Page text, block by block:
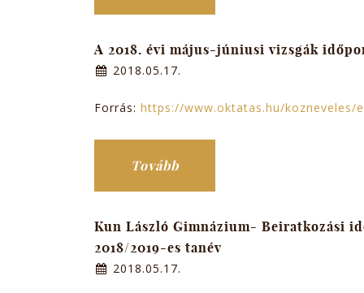
A 2018. évi május-júniusi vizsgák
2018.05.17.
Forrás: https://www.oktatas.hu/kozneveles/
Tovább
Kun László Gimnázium- Beiratkozási
2018/2019-es tanév
2018.05.17.